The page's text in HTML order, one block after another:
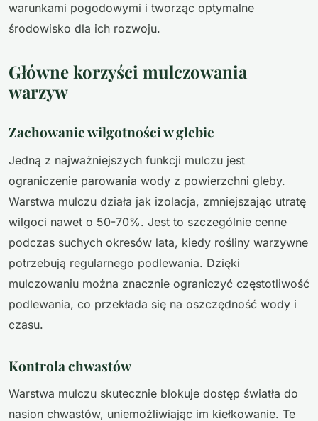
warunkami pogodowymi i tworząc optymalne
środowisko dla ich rozwoju.
Główne korzyści mulczowania
warzyw
Zachowanie wilgotności w glebie
Jedną z najważniejszych funkcji mulczu jest
ograniczenie parowania wody z powierzchni gleby.
Warstwa mulczu działa jak izolacja, zmniejszając utratę
wilgoci nawet o 50-70%. Jest to szczególnie cenne
podczas suchych okresów lata, kiedy rośliny warzywne
potrzebują regularnego podlewania. Dzięki
mulczowaniu można znacznie ograniczyć częstotliwość
podlewania, co przekłada się na oszczędność wody i
czasu.
Kontrola chwastów
Warstwa mulczu skutecznie blokuje dostęp światła do
nasion chwastów, uniemożliwiając im kiełkowanie. Te